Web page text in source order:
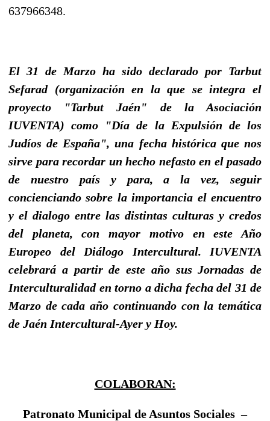
637966348.
El 31 de Marzo ha sido declarado por Tarbut
Sefarad (organización en la que se integra el
proyecto "Tarbut Jaén" de la Asociación
IUVENTA) como "Día de la Expulsión de los
Judíos de España", una fecha histórica que nos
sirve para recordar un hecho nefasto en el pasado
de nuestro país y para, a la vez, seguir
concienciando sobre la importancia el encuentro
y el dialogo entre las distintas culturas y credos
del planeta, con mayor motivo en este Año
Europeo del Diálogo Intercultural. IUVENTA
celebrará a partir de este año sus Jornadas de
Interculturalidad en torno a dicha fecha del 31 de
Marzo de cada año continuando con la temática
de Jaén Intercultural-Ayer y Hoy.
COLABORAN:
Patronato Municipal de Asuntos Sociales –